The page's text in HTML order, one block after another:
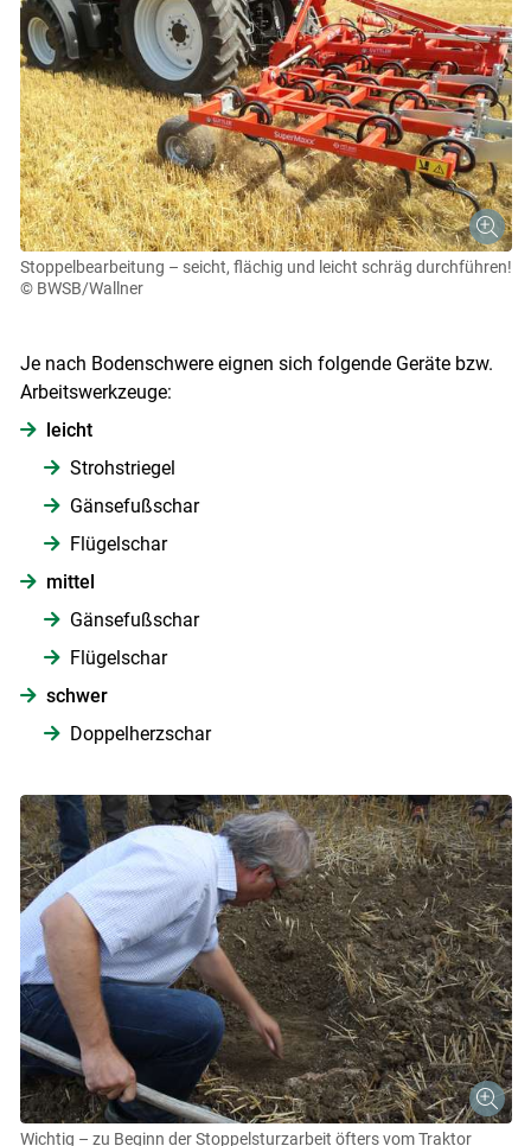
Stoppelbearbeitung – seicht, flächig und leicht schräg durchführen!
© BWSB/Wallner
Je nach Bodenschwere eignen sich folgende Geräte bzw.
Arbeitswerkzeuge:
leicht
Strohstriegel
Gänsefußschar
Flügelschar
mittel
Gänsefußschar
Flügelschar
schwer
Doppelherzschar
Wichtig – zu Beginn der Stoppelsturzarbeit öfters vom Traktor